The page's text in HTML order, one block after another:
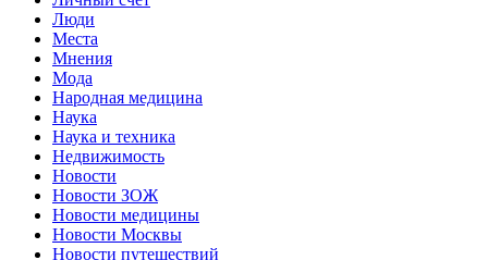
Люди
Места
Мнения
Мода
Народная медицина
Наука
Наука и техника
Недвижимость
Новости
Новости ЗОЖ
Новости медицины
Новости Москвы
Новости путешествий